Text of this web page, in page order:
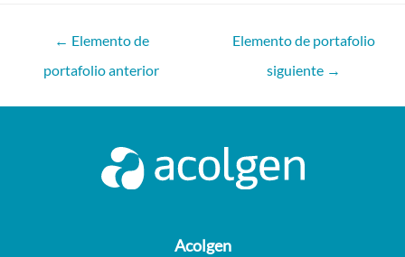
← Elemento de
portafolio anterior
Elemento de portafolio
siguiente →
Acolgen